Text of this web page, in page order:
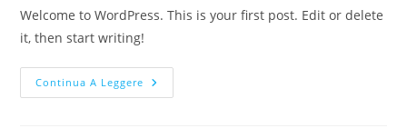
Welcome to WordPress. This is your first post. Edit or delete
it, then start writing!
Continua A Leggere Hello
World!